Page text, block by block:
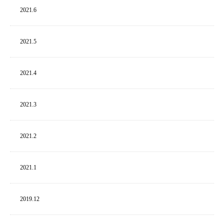
2021. 6
2021. 5
2021. 4
2021. 3
2021. 2
2021. 1
2019. 12